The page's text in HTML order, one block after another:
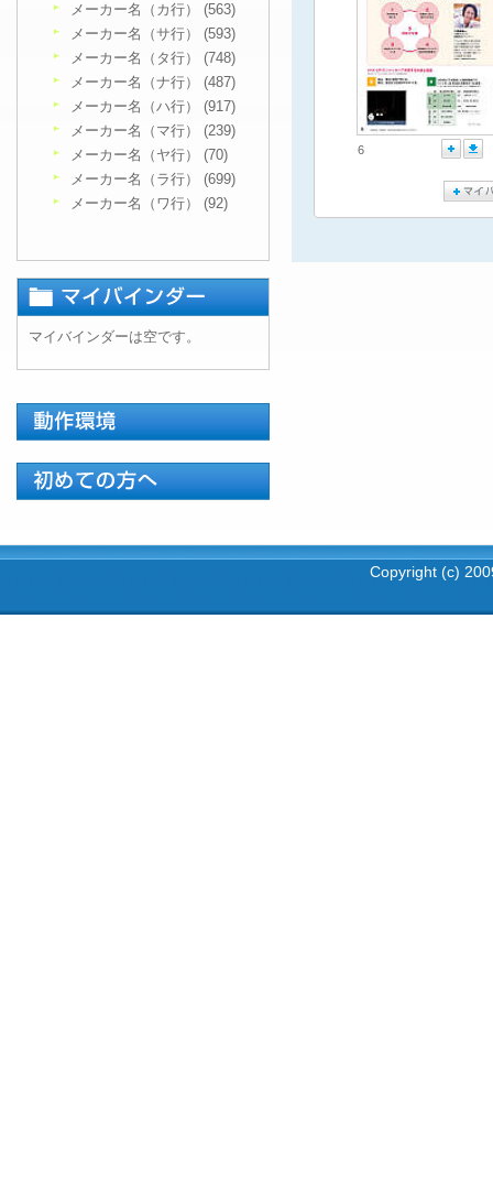
6
メーカー名（カ行） (563)
メーカー名（サ行） (593)
メーカー名（タ行） (748)
メーカー名（ナ行） (487)
メーカー名（ハ行） (917)
メーカー名（マ行） (239)
メーカー名（ヤ行） (70)
メーカー名（ラ行） (699)
メーカー名（ワ行） (92)
マイバインダーは空です。
Copyright (c)